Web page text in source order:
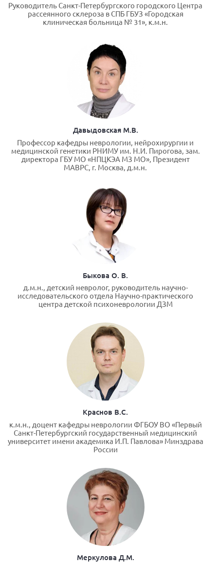
Руководитель Санкт-Петербургского городского Центра
рассеянного склероза в СПБ ГБУЗ «Городская
клиническая больница № 31», к.м.н.
Давыдовская М.В.
Профессор кафедры неврологии, нейрохирургии и
медицинской генетики РНИМУ им. Н.И. Пирогова, зам.
директора ГБУ МО «НПЦКЭА МЗ МО», Президент
МАВРС, г. Москва, д.м.н.
Быкова О. В.
д.м.н., детский невролог, руководитель научно-
исследовательского отдела Научно-практического
центра детской психоневрологии ДЗМ
Краснов В.С.
к.м.н., доцент кафедры неврологии ФГБОУ ВО «Первый
Санкт-Петербургский государственный медицинский
университет имени академика И.П. Павлова» Минздрава
России
Меркулова Д.М.